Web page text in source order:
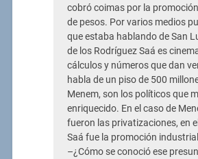
cobró coimas por la
de pesos. Por varios medios
que estaba hablando de San
de los Rodríguez Saá es
cálculos y números que dan
habla de un piso de 500
Menem, son los políticos que
enriquecido. En el caso de
fueron las privatizaciones, en
Saá fue la promoción
–¿Cómo se conoció ese